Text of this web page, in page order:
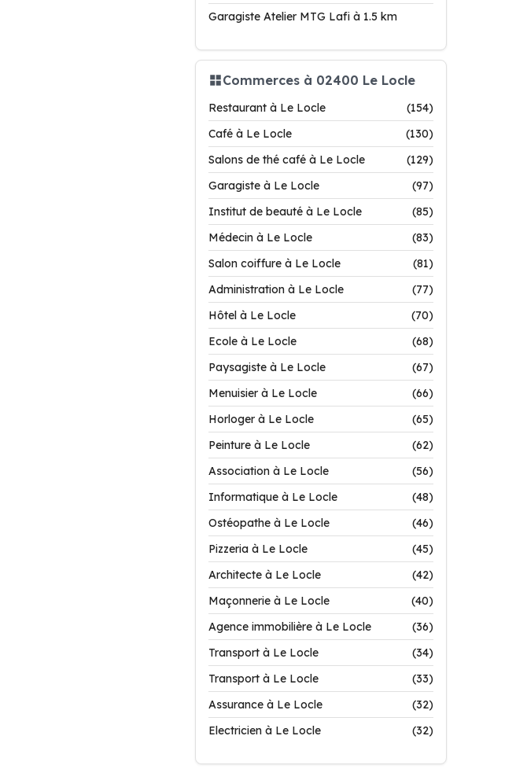
Garagiste Atelier MTG Lafi à 1.5 km
Commerces à 02400 Le Locle
Restaurant à Le Locle
(154)
Café à Le Locle
(130)
Salons de thé café à Le Locle
(129)
Garagiste à Le Locle
(97)
Institut de beauté à Le Locle
(85)
Médecin à Le Locle
(83)
Salon coiffure à Le Locle
(81)
Administration à Le Locle
(77)
Hôtel à Le Locle
(70)
Ecole à Le Locle
(68)
Paysagiste à Le Locle
(67)
Menuisier à Le Locle
(66)
Horloger à Le Locle
(65)
Peinture à Le Locle
(62)
Association à Le Locle
(56)
Informatique à Le Locle
(48)
Ostéopathe à Le Locle
(46)
Pizzeria à Le Locle
(45)
Architecte à Le Locle
(42)
Maçonnerie à Le Locle
(40)
Agence immobilière à Le Locle
(36)
Transport à Le Locle
(34)
Transport à Le Locle
(33)
Assurance à Le Locle
(32)
Electricien à Le Locle
(32)